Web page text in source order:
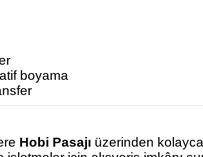
boyama
Hobi Pasajı üzerinden